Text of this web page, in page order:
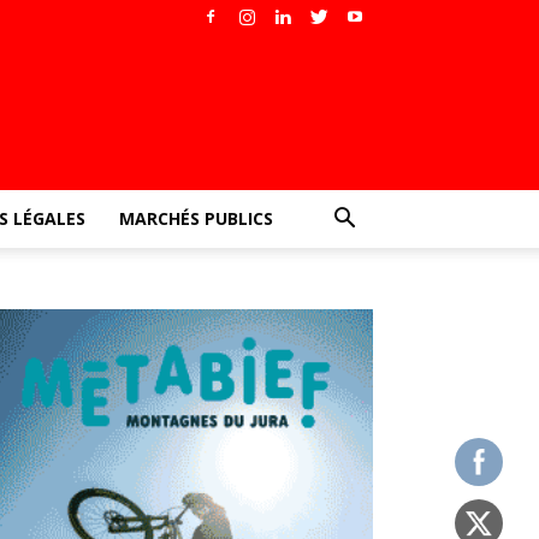
LÉGALES MARCHÉS PUBLICS